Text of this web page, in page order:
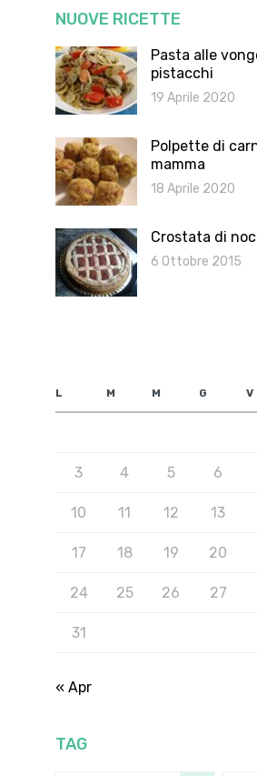
NUOVE RICETTE
Pasta alle
pistacchi
19 Aprile 2020
Polpette di
mamma
18 Aprile 2020
Crostata di
6 Ottobre 2015
L M M G V
3 4 5 6
10 11 12 13
17 18 19 20
24 25 26 27
31
« Apr
TAG